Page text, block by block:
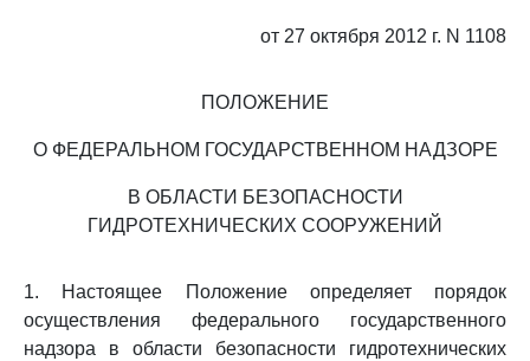
от 27 октября 2012 г. N 1108
ПОЛОЖЕНИЕ
О ФЕДЕРАЛЬНОМ ГОСУДАРСТВЕННОМ НАДЗОРЕ
В ОБЛАСТИ БЕЗОПАСНОСТИ
ГИДРОТЕХНИЧЕСКИХ СООРУЖЕНИЙ
1. Настоящее Положение определяет порядок
осуществления федерального государственного
надзора в области безопасности гидротехнических